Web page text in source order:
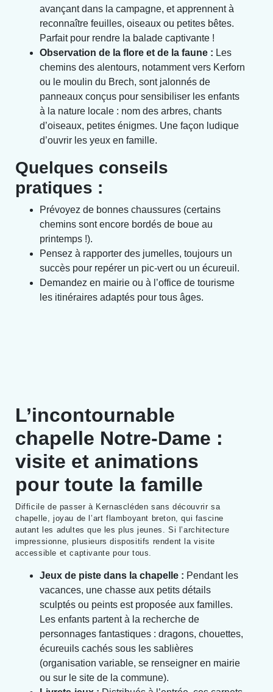
avançant dans la campagne, et apprennent à
reconnaître feuilles, oiseaux ou petites bêtes.
Parfait pour rendre la balade captivante !
Observation de la flore et de la faune : Les
chemins des alentours, notamment vers Kerforn
ou le moulin du Brech, sont jalonnés de
panneaux conçus pour sensibiliser les enfants
à la nature locale : nom des arbres, chants
d’oiseaux, petites énigmes. Une façon ludique
d’ouvrir les yeux en famille.
Quelques conseils
pratiques :
Prévoyez de bonnes chaussures (certains
chemins sont encore bordés de boue au
printemps !).
Pensez à rapporter des jumelles, toujours un
succès pour repérer un pic-vert ou un écureuil.
Demandez en mairie ou à l’office de tourisme
les itinéraires adaptés pour tous âges.
L’incontournable
chapelle Notre-Dame :
visite et animations
pour toute la famille
Difficile de passer à Kernascléden sans découvrir sa
chapelle, joyau de l’art flamboyant breton, qui fascine
autant les adultes que les plus jeunes. Si l’architecture
impressionne, plusieurs dispositifs rendent la visite
accessible et captivante pour tous.
Jeux de piste dans la chapelle : Pendant les
vacances, une chasse aux petits détails
sculptés ou peints est proposée aux familles.
Les enfants partent à la recherche de
personnages fantastiques : dragons, chouettes,
écureuils cachés sous les sablières
(organisation variable, se renseigner en mairie
ou sur le site de la commune).